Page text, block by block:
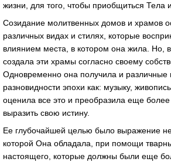
жизни, для того, чтобы приобщиться Тела
Созидание молитвенных домов и храмов
различных видах и стилях, которые
влиянием места, в котором она жила. Но,
создала эти храмы согласно своему
Одновременно она получила и различные
разновидности эпохи как: музыку,
оценила все это и преобразила еще более
выразить свою истину.
Ее глубочайшей целью было выражение
которой Она обладала, при помощи
настоящего, которые должны были еще